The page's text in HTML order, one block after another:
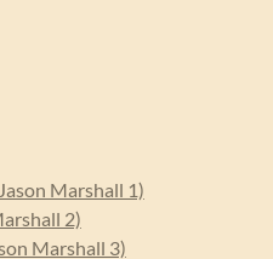
Marshall 1)
2)
Marshall 3)